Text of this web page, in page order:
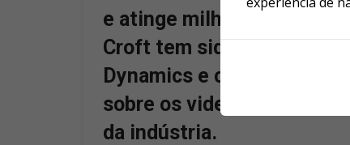
e atinge milhões de
Croft tem sido um ícone
Dynamics e convidados
sobre os videogames, e
da indústria.